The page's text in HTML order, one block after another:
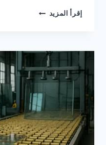
إقرأ المزيد قواطع
في
السعودية